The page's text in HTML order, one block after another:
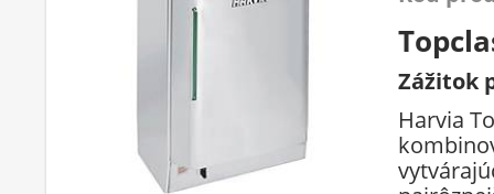
Zážitok
Harvia